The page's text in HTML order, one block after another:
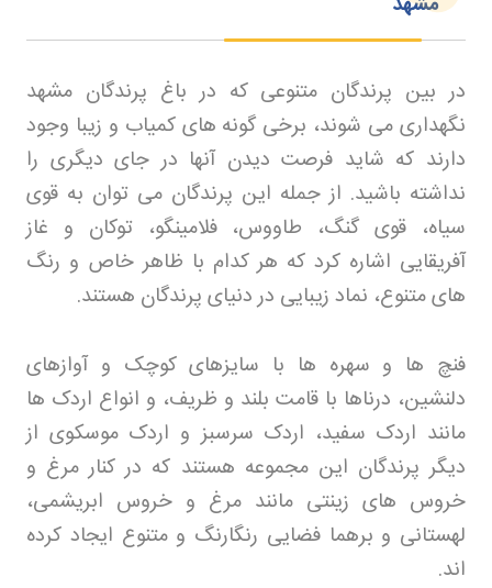
در بین پرندگان متنوعی که در باغ پرندگان مشهد
نگهداری می شوند، برخی گونه های کمیاب و زیبا وجود
دارند که شاید فرصت دیدن آنها در جای دیگری را
نداشته باشید. از جمله این پرندگان می توان به قوی
سیاه، قوی گنگ، طاووس، فلامینگو، توکان و غاز
آفریقایی اشاره کرد که هر کدام با ظاهر خاص و رنگ
های متنوع، نماد زیبایی در دنیای پرندگان هستند.
فنچ ها و سهره ها با سایزهای کوچک و آوازهای
دلنشین، درناها با قامت بلند و ظریف، و انواع اردک ها
مانند اردک سفید، اردک سرسبز و اردک موسکوی از
دیگر پرندگان این مجموعه هستند که در کنار مرغ و
خروس های زینتی مانند مرغ و خروس ابریشمی،
لهستانی و برهما فضایی رنگارنگ و متنوع ایجاد کرده
اند.